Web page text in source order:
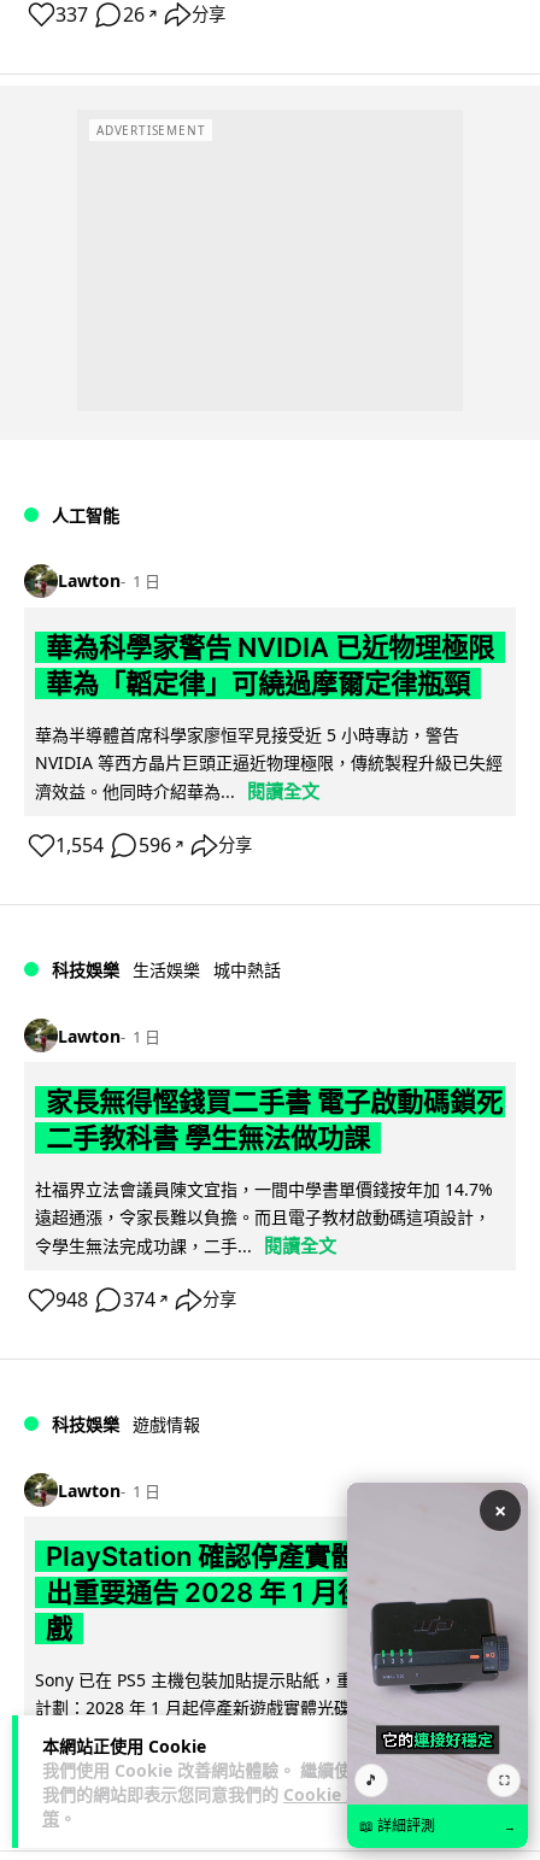
本網站正使用 Cookie
我們使用 Cookie 改善網站體驗。 繼續使用
我們的網站即表示您同意我們的 Cookie 政
策 。
337 26 ↗ 分享
ADVERTISEMENT
人工智能
Lawton 1 日
華為科學家警告 NVIDIA 已近物理極限
華為「韜定律」可繞過摩爾定律瓶頸
華為半導體首席科學家廖恒罕見接受近 5 小時專訪，警告
NVIDIA 等西方晶片巨頭正逼近物理極限，傳統製程升級已失經
濟效益。他同時介紹華為...
閱讀全文
1,554 596 ↗ 分享
科技娛樂 生活娛樂 城中熱話
Lawton 1 日
家長無得慳錢買二手書 電子啟動碼鎖死
二手教科書 學生無法做功課
社福界立法會議員陳文宜指，一間中學書單價錢按年加 14.7%
遠超通漲，令家長難以負擔。而且電子教材啟動碼這項設計，
令學生無法完成功課，二手...
閱讀全文
948 374 ↗ 分享
科技娛樂 遊戲情報
Lawton 1 日
PlayStation 確認停產實體光碟 包裝印
出重要通告 2028 年 1 月後不出光碟遊
戲
Sony 已在 PS5 主機包裝加貼提示貼紙，重申官方 7 月已公布
計劃：2028 年 1 月起停產新遊戲實體光碟。分析師預期 PS6
因此... 閱讀全文
172 76 ↗ 分享
×
🎵 ⛶
📖 詳細評測 →